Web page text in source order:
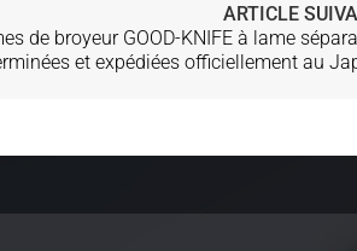
ARTICLE
de broyeur GOOD-KNIFE à lame
et expédiées officiellement au